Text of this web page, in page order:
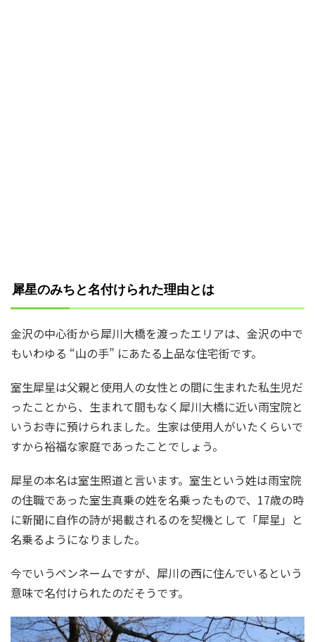
犀星のみちと名付けられた理由とは
金沢の中心街から犀川大橋を渡ったエリアは、金沢の中で
もいわゆる “山の手” にあたる上品な住宅街です。
室生犀星は父親と使用人の女性との間に生まれた私生児だ
ったことから、生まれて間もなく犀川大橋に近い雨宝院と
いうお寺に預けられました。生家は使用人がいたくらいで
すから裕福な家庭であったことでしょう。
犀星の本名は室生照道と言います。室生という姓は雨宝院
の住職であった室生真乗の姓を名乗ったもので、17歳の時
に新聞に自作の詩が掲載されるのを契機として「犀星」と
名乗るようになりました。
今でいうペンネームですが、犀川の西に住んでいるという
意味で名付けられたのだそうです。